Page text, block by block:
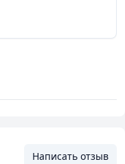
Написать отзыв